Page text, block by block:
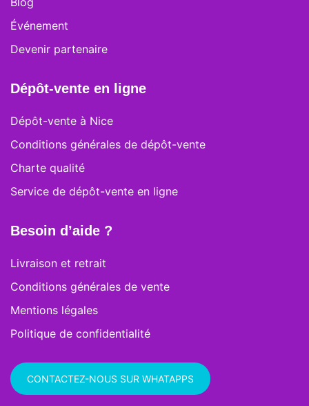
Événement
Devenir partenaire
Dépôt-vente en ligne
Dépôt-vente à Nice
Conditions générales de dépôt-vente
Charte qualité
Service de dépôt-vente en ligne
Besoin d’aide ?
Livraison et retrait
Conditions générales de vente
Mentions légales
Politique de confidentialité
CONTACTEZ-NOUS SUR WHATAPPS